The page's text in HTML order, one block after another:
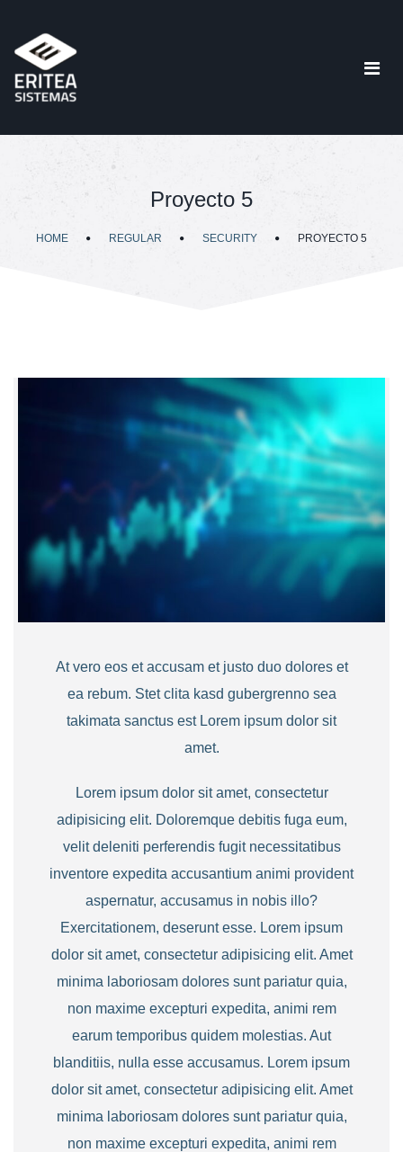
Proyecto 5
HOME REGULAR SECURITY PROYECTO 5
At vero eos et accusam et justo duo dolores et
ea rebum. Stet clita kasd gubergrenno sea
takimata sanctus est Lorem ipsum dolor sit
amet.
Lorem ipsum dolor sit amet, consectetur
adipisicing elit. Doloremque debitis fuga eum,
velit deleniti perferendis fugit necessitatibus
inventore expedita accusantium animi provident
aspernatur, accusamus in nobis illo?
Exercitationem, deserunt esse. Lorem ipsum
dolor sit amet, consectetur adipisicing elit. Amet
minima laboriosam dolores sunt pariatur quia,
non maxime excepturi expedita, animi rem
earum temporibus quidem molestias. Aut
blanditiis, nulla esse accusamus. Lorem ipsum
dolor sit amet, consectetur adipisicing elit. Amet
minima laboriosam dolores sunt pariatur quia,
non maxime excepturi expedita, animi rem